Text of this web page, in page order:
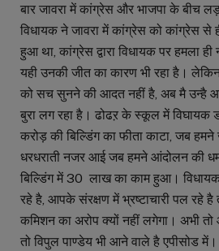
बार जावरा में कांग्रेस और भाजपा के बीच
विधायक ने जावरा में कांग्रेस को कांग्रेस से
हुआ था, कांग्रेस द्वारा विधायक पर हमला
यही उनकी जीत का कारण भी रहा है।
को सच सुनने की आदत नहीं है, अब मै उन्है
बुरा लग रहा है। ढोढऱ के स्कूल में विघायक
करोड़ की बिल्डिंग का फीता काटा, जब हमने
धरधराती नजर आई जब हमने आंदोलन की
बिल्डिंग में 30 लाख का काम हुआ। विधायक
रहे है, आपके संरक्षण में भ्रष्टाचारी पल रहे
कमिशन का अरोप क्यों नहीं लगेगा। अभी तो
तो विपुल पाण्डेय भी आने वाले है एपीसोड में।